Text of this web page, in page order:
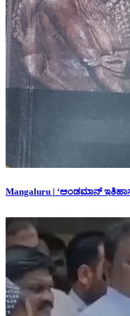
Mangaluru | ‘ಅಂಡಮಾನ್